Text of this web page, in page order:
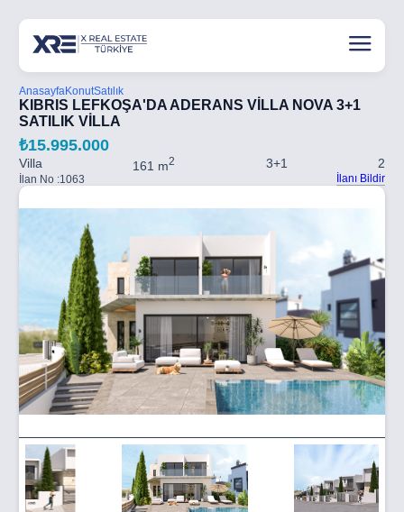
AnasayfaKonutSatılık
KIBRIS LEFKOŞA'DA ADERANS VİLLA NOVA 3+1
SATILIK VİLLA
₺15.995.000
Villa 161 m2 3+1 2
İlan No :1063 İlanı Bildir